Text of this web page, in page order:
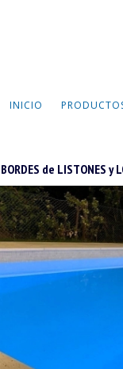
INICIO
BORDES de LISTONES y